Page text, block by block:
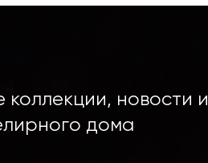
новости и
дома